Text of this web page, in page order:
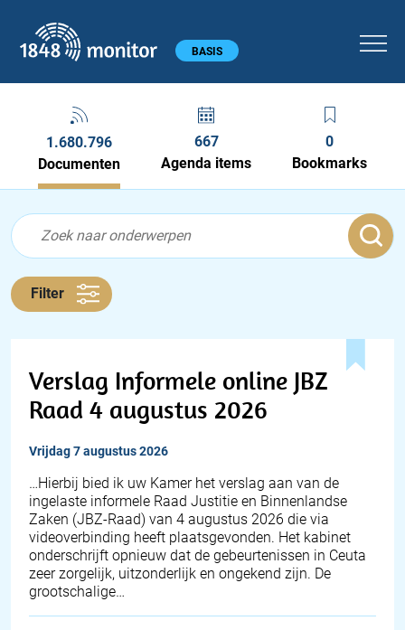
Hoofdmenu BASIS
1.680.796
Documenten
667
Agenda items
0
Bookmarks
Documenten feed
Feed
Filter
Verslag Informele online JBZ
Raad 4 augustus 2026
vrijdag 7 augustus 2026
… Hierbij bied ik uw Kamer het verslag aan van de
ingelaste informele Raad Justitie en Binnenlandse
Zaken (JBZ-Raad) van 4 augustus 2026 die via
videoverbinding heeft plaatsgevonden. Het kabinet
onderschrijft opnieuw dat de gebeurtenissen in Ceuta
zeer zorgelijk, uitzonderlijk en ongekend zijn. De
grootschalige…